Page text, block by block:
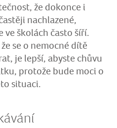
že dokonce i
nachlazené,
ve školách často šíří.
se o nemocné dítě
je lepší, abyste chůvu
protože bude moci o
situaci.